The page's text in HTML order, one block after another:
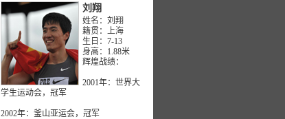
刘翔
姓名：刘翔
籍贯：上海
生日：7-13
身高：1.88米
辉煌战绩：
2001年：世界大
学生运动会，冠军
2002年：釜山亚运会，冠军